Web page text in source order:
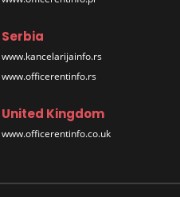
Serbia
www.kancelarijainfo.rs
www.officerentinfo.rs
United Kingdom
www.officerentinfo.co.uk